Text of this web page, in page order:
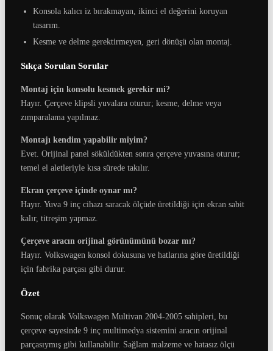
Konsola kalıcı iz bırakmayan, ikinci el değerini koruyan
tasarım.
Kesme ve delme gerektirmeyen, geri dönüşü olan montaj.
Sıkça Sorulan Sorular
Montaj için konsolu kesmek gerekir mi?
Hayır. Çerçeve klipsli yuvalara oturur; kesme, delme veya
zımparalama yapılmaz.
Montajı kendim yapabilir miyim?
Evet. Orijinal panel söküldükten sonra çerçeve yuvasına oturur;
temel el aletleriyle kısa sürede takılır.
Ekran çerçeve içinde oynar mı?
Hayır. Yuva 9 inç cihazı saracak ölçüde üretildiği için ekran sabit
kalır, titreşim yapmaz.
Çerçeve aracın orijinal görünümünü bozar mı?
Hayır. Volkswagen konsol dokusuna ve hatlarına göre üretildiği
için fabrika parçası gibi durur.
Özet
Sonuç olarak Volkswagen Multivan 2004-2005 sahipleri, bu
çerçeve sayesinde 9 inç multimedya sistemini aracın orijinal
parçasıymış gibi kullanabilir. Sağlam malzeme ve hatasız ölçü